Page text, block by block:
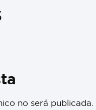
no será publicada.